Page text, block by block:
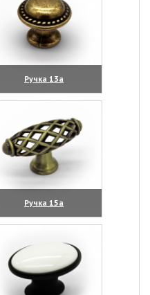
Ручка 13а
(увеличить)
Ручка 15а
(увеличить)